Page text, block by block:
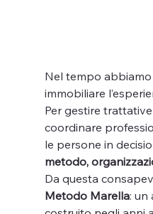
Nel tempo
immobiliare
Per gestire
coordinare
le persone in
metodo,
Da questa
Metodo Marella: un